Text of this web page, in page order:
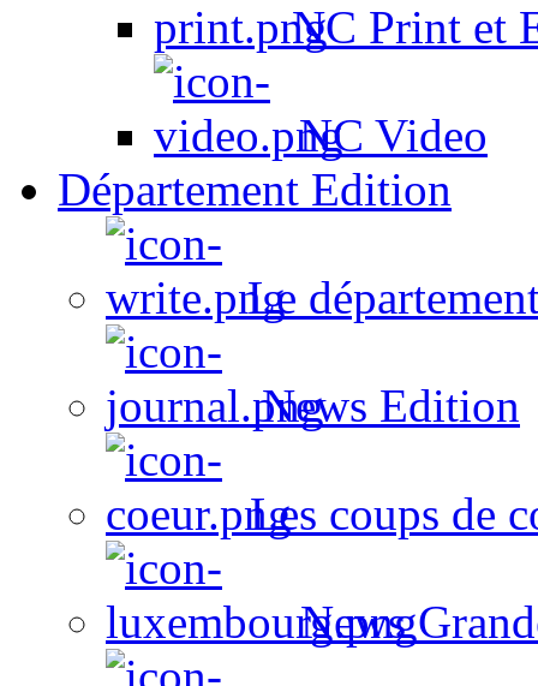
NC Print et
NC Video
Département Edition
Le
News Edition
Les coups de
News